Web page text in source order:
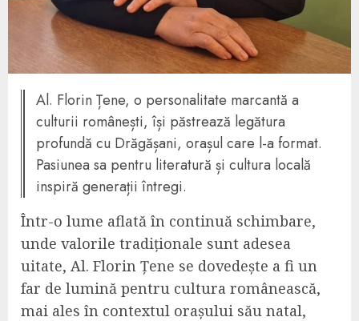
Al. Florin Țene, o personalitate marcantă a
culturii românești, își păstrează legătura
profundă cu Drăgășani, orașul care l-a format.
Pasiunea sa pentru literatură și cultura locală
inspiră generații întregi.
Într-o lume aflată în continuă schimbare,
unde valorile tradiționale sunt adesea
uitate, Al. Florin Țene se dovedește a fi un
far de lumină pentru cultura românească,
mai ales în contextul orașului său natal,